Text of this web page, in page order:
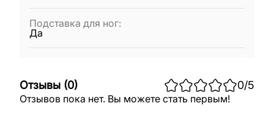
Подставка для ног:
Да
Отзывы (0) 0/5
Отзывов пока нет. Вы можете стать первым!